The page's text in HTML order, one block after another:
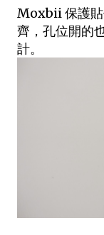
Moxbii 保護貼
齊，孔位開的
計。